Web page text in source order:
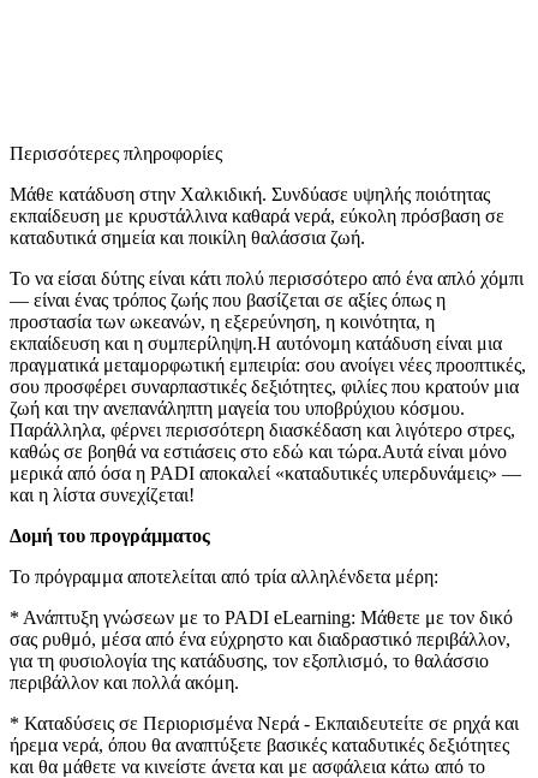
Περισσότερες πληροφορίες
Mάθε κατάδυση στην Χαλκιδική. Συνδύασε υψηλής ποιότητας
εκπαίδευση με κρυστάλλινα καθαρά νερά, εύκολη πρόσβαση σε
καταδυτικά σημεία και ποικίλη θαλάσσια ζωή.
Το να είσαι δύτης είναι κάτι πολύ περισσότερο από ένα απλό χόμπι
— είναι ένας τρόπος ζωής που βασίζεται σε αξίες όπως η
προστασία των ωκεανών, η εξερεύνηση, η κοινότητα, η
εκπαίδευση και η συμπερίληψη.Η αυτόνομη κατάδυση είναι μια
πραγματικά μεταμορφωτική εμπειρία: σου ανοίγει νέες προοπτικές,
σου προσφέρει συναρπαστικές δεξιότητες, φιλίες που κρατούν μια
ζωή και την ανεπανάληπτη μαγεία του υποβρύχιου κόσμου.
Παράλληλα, φέρνει περισσότερη διασκέδαση και λιγότερο στρες,
καθώς σε βοηθά να εστιάσεις στο εδώ και τώρα.Αυτά είναι μόνο
μερικά από όσα η PADI αποκαλεί «καταδυτικές υπερδυνάμεις» —
και η λίστα συνεχίζεται!
Δομή του προγράμματος
Το πρόγραμμα αποτελείται από τρία αλληλένδετα μέρη:
* Ανάπτυξη γνώσεων με το PADI eLearning: Μάθετε με τον δικό
σας ρυθμό, μέσα από ένα εύχρηστο και διαδραστικό περιβάλλον,
για τη φυσιολογία της κατάδυσης, τον εξοπλισμό, το θαλάσσιο
περιβάλλον και πολλά ακόμη.
* Καταδύσεις σε Περιορισμένα Νερά - Εκπαιδευτείτε σε ρηχά και
ήρεμα νερά, όπου θα αναπτύξετε βασικές καταδυτικές δεξιότητες
και θα μάθετε να κινείστε άνετα και με ασφάλεια κάτω από το